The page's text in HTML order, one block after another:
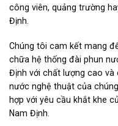
công viên, quảng trường
Định.
Chúng tôi cam kết mang
chữa hệ thống đài phun
Định với chất lượng cao và
nước nghệ thuật của
hợp với yêu cầu khắt khe
Nam Định.